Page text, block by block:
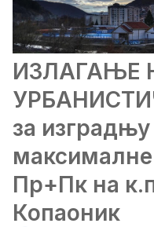
ИЗЛАГАЊЕ
за
Пр+Пк на
Копаоник